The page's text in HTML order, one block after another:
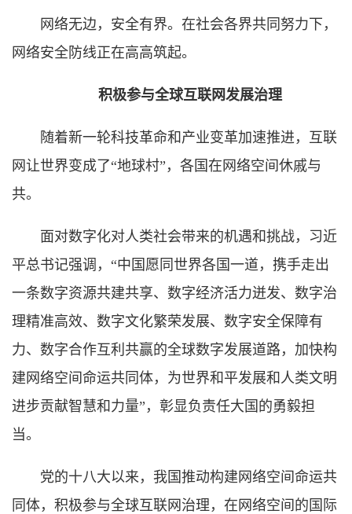
网络无边，安全有界。在社会各界共同努力下，
网络安全防线正在高高筑起。
积极参与全球互联网发展治理
随着新一轮科技革命和产业变革加速推进，互联
网让世界变成了“地球村”，各国在网络空间休戚与
共。
面对数字化对人类社会带来的机遇和挑战，习近
平总书记强调，“中国愿同世界各国一道，携手走出
一条数字资源共建共享、数字经济活力迸发、数字治
理精准高效、数字文化繁荣发展、数字安全保障有
力、数字合作互利共赢的全球数字发展道路，加快构
建网络空间命运共同体，为世界和平发展和人类文明
进步贡献智慧和力量”，彰显负责任大国的勇毅担
当。
党的十八大以来，我国推动构建网络空间命运共
同体，积极参与全球互联网治理，在网络空间的国际